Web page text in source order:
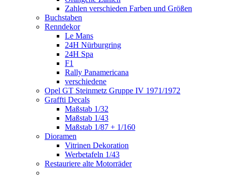
Zahlen verschieden Farben und Größen
Buchstaben
Renndekor
Le Mans
24H Nürburgring
24H Spa
F1
Rally Panamericana
verschiedene
Opel GT Steinmetz Gruppe IV 1971/1972
Graffti Decals
Maßstab 1/32
Maßstab 1/43
Maßstab 1/87 + 1/160
Dioramen
Vitrinen Dekoration
Werbetafeln 1/43
Restauriere alte Motorräder